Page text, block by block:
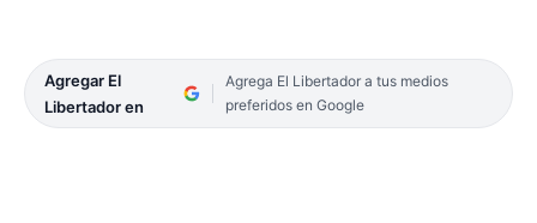
Agregar El
Libertador en
Agrega El Libertador a tus medios
preferidos en Google